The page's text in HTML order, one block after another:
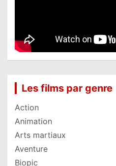
Les films par genre
Action
Animation
Arts martiaux
Aventure
Biopic